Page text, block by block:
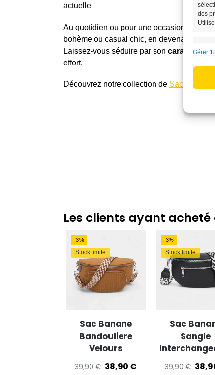
des
des
Gérer
actuelle.
Au quotidien ou pour une occasion
bohème ou casual chic, en devenant
Laissez-vous séduire par son caractère
effort.
Découvrez notre collection de Sac Banane
Les clients ayant
-3%
Stock limité
Sac Banane
Bandouliere
Velours
39,90€ 38,90 €
-3%
Stock limité
Sac
Sangle
39,90€